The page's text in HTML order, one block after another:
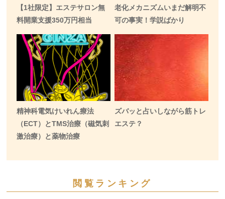
【1社限定】エステサロン無
料開業支援350万円相当
老化メカニズムいまだ解明不
可の事実！学説ばかり
精神科電気けいれん療法
（ECT）とTMS治療（磁気刺
激治療）と薬物治療
ズバッと占いしながら筋トレ
エステ？
閲覧ランキング